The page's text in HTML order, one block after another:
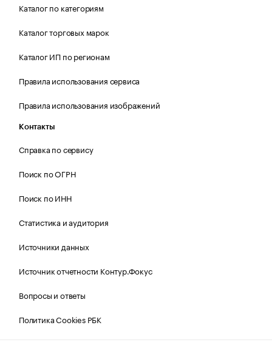
Каталог по категориям
Каталог торговых марок
Каталог ИП по регионам
Правила использования сервиса
Правила использования изображений
Контакты
Справка по сервису
Поиск по ОГРН
Поиск по ИНН
Статистика и аудитория
Источники данных
Источник отчетности Контур.Фокус
Вопросы и ответы
Политика Cookies РБК